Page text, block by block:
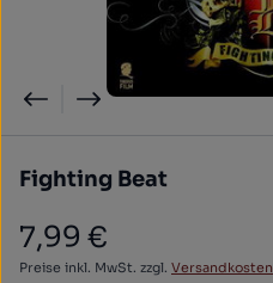
Fighting Beat
Regulärer Preis:
7,99 €
Preise inkl. MwSt. zzgl. Versandkosten